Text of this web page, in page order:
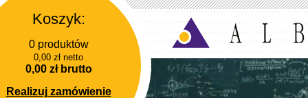
Koszyk:
0 produktów
0,00 zł netto
0,00 zł brutto
Realizuj zamówienie